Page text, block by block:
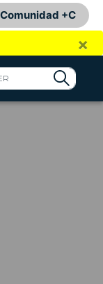
+C
×